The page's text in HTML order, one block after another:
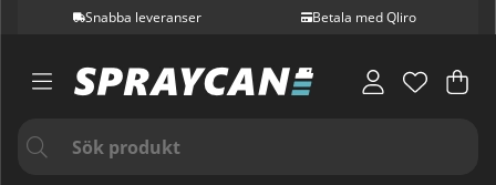
Snabba leveranser Betala med Qliro
.